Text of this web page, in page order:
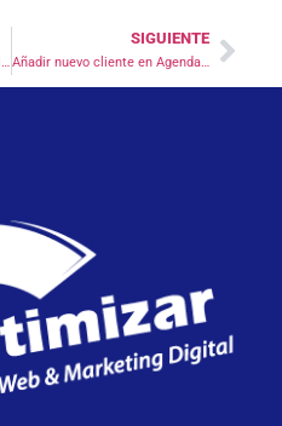
Portal Web – ERP y Tienda Online incluidos
SIGUIENTE
Añadir nuevo cliente en AgendaLA